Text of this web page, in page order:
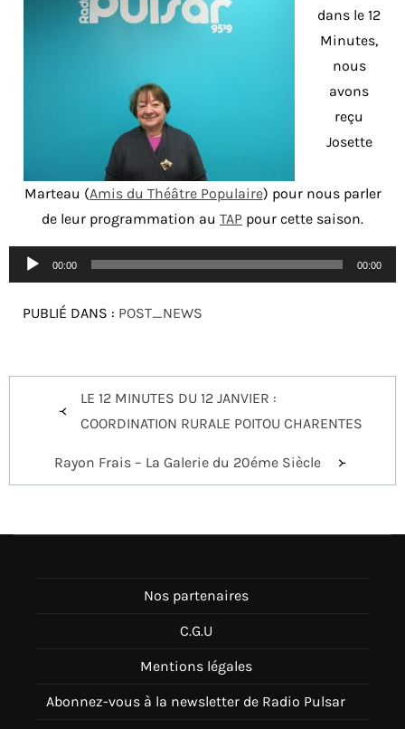
dans le 12
Minutes,
nous
avons
reçu
Josette
Marteau (Amis du Théâtre Populaire) pour nous parler
de leur programmation au TAP pour cette saison.
Lecteur
audio
00:00 00:00
PUBLIÉ DANS : POST_NEWS
Navigation
LE 12 MINUTES DU 12 JANVIER :
COORDINATION RURALE POITOU CHARENTES
Rayon Frais – La Galerie du 20éme Siècle
Nos partenaires
C.G.U
Mentions légales
Abonnez-vous à la newsletter de Radio Pulsar